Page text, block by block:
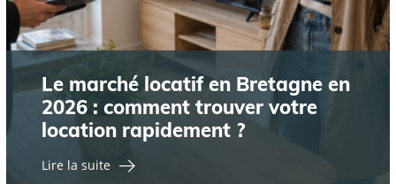
Le marché locatif en Bretagne en
2026 : comment trouver votre
location rapidement ?
Lire la suite